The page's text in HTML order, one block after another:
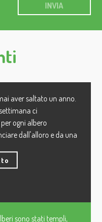
INVIA
aver saltato un anno.
ci
ogni albero
dall'alloro e da una
arricchita dal suo olio,
Tra Floriterapia, mito e
cosmesi pratica e poi
sono stati templi,